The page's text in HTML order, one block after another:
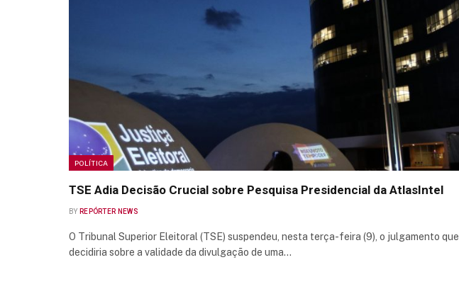
POLÍTICA
TSE Adia Decisão Crucial sobre Pesquisa Presidencial da AtlasIntel
BY REPÓRTER NEWS
O Tribunal Superior Eleitoral (TSE) suspendeu, nesta terça-feira (9), o julgamento que
decidiria sobre a validade da divulgação de uma…